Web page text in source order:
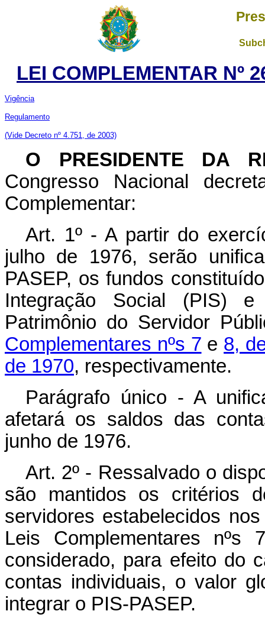
LEI COMPLEMENTAR Nº
Vigência
Regulamento
(Vide Decreto nº 4.751, de 2003)
O PRESIDENTE DA
Congresso Nacional
Complementar:
Art. 1º - A partir do
julho de 1976, serão
PASEP, os fundos
Integração Social (PIS)
Patrimônio do Servidor
Complementares nºs 7 e 8,
de 1970, respectivamente.
Parágrafo único - A
afetará os saldos das
junho de 1976.
Art. 2º - Ressalvado o
são mantidos os critérios
servidores estabelecidos
Leis Complementares
considerado, para efeito do
contas individuais, o valor
integrar o PIS-PASEP.